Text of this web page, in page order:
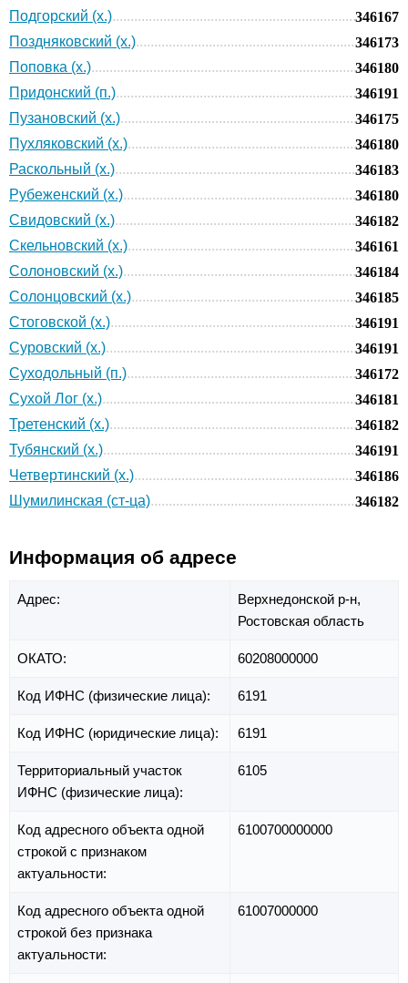
Подгорский (х.)
346167
Поздняковский (х.)
346173
Поповка (х.)
346180
Придонский (п.)
346191
Пузановский (х.)
346175
Пухляковский (х.)
346180
Раскольный (х.)
346183
Рубеженский (х.)
346180
Свидовский (х.)
346182
Скельновский (х.)
346161
Солоновский (х.)
346184
Солонцовский (х.)
346185
Стоговской (х.)
346191
Суровский (х.)
346191
Суходольный (п.)
346172
Сухой Лог (х.)
346181
Третенский (х.)
346182
Тубянский (х.)
346191
Четвертинский (х.)
346186
Шумилинская (ст-ца)
346182
Информация об адресе
Адрес:
Верхнедонской р-н,
Ростовская область
ОКАТО: 60208000000
Код ИФНС (физические лица): 6191
Код ИФНС (юридические лица): 6191
Территориальный участок
ИФНС (физические лица):
6105
Код адресного объекта одной
строкой с признаком
актуальности:
6100700000000
Код адресного объекта одной
строкой без признака
актуальности:
61007000000